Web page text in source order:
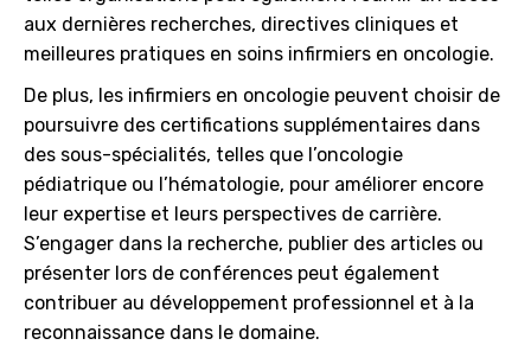
aux dernières recherches, directives cliniques et
meilleures pratiques en soins infirmiers en oncologie.
De plus, les infirmiers en oncologie peuvent choisir de
poursuivre des certifications supplémentaires dans
des sous-spécialités, telles que l’oncologie
pédiatrique ou l’hématologie, pour améliorer encore
leur expertise et leurs perspectives de carrière.
S’engager dans la recherche, publier des articles ou
présenter lors de conférences peut également
contribuer au développement professionnel et à la
reconnaissance dans le domaine.